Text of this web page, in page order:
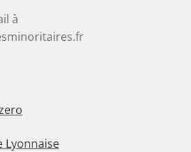
à
Lyonnaise